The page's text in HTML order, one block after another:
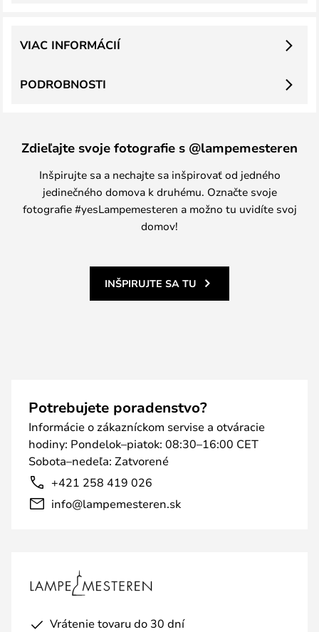
PODROBNOSTI
VIAC INFORMÁCIÍ
Zdieľajte svoje fotografie s @lampemesteren
Inšpirujte sa a nechajte sa inšpirovať od jedného
jedinečného domova k druhému. Označte svoje
fotografie #yesLampemesteren a možno tu uvidíte svoj
domov!
INŠPIRUJTE SA TU
Potrebujete poradenstvo?
Informácie o zákazníckom servise a otváracie
hodiny: Pondelok–piatok: 08:30–16:00 CET
Sobota–nedeľa: Zatvorené
+421 258 419 026
info@lampemesteren.sk
Vrátenie tovaru do 30 dní